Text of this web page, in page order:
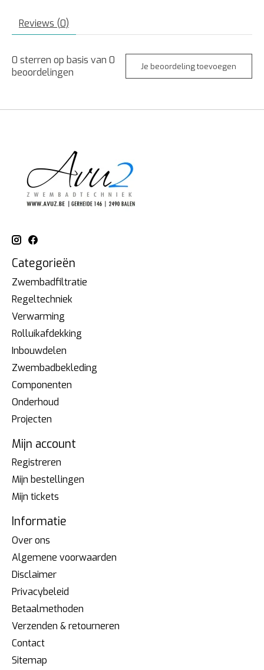
Reviews (0)
0 sterren op basis van 0
beoordelingen
Je beoordeling toevoegen
Categorieën
Zwembadfiltratie
Regeltechniek
Verwarming
Rolluikafdekking
Inbouwdelen
Zwembadbekleding
Componenten
Onderhoud
Projecten
Mijn account
Registreren
Mijn bestellingen
Mijn tickets
Informatie
Over ons
Algemene voorwaarden
Disclaimer
Privacybeleid
Betaalmethoden
Verzenden & retourneren
Contact
Sitemap